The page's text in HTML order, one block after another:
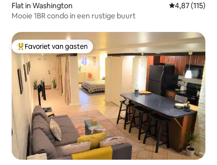
Flat in Washington Gemiddelde
4,87 (115)
Mooie 1BR condo in een rustige buurt
Topfavoriet van gasten
Favoriet van gasten